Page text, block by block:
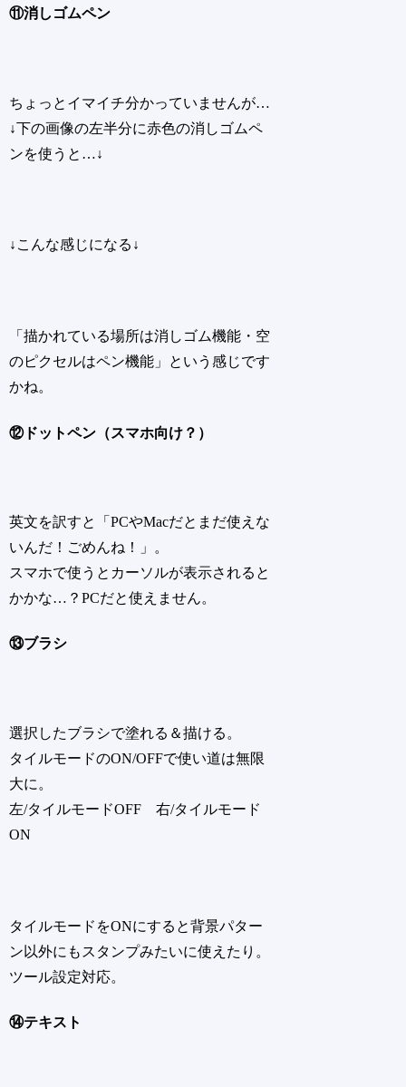
⑪消しゴムペン
ちょっとイマイチ分かっていませんが…
↓下の画像の左半分に赤色の消しゴムペ
ンを使うと…↓
↓こんな感じになる↓
「描かれている場所は消しゴム機能・空
のピクセルはペン機能」という感じです
かね。
⑫ドットペン（スマホ向け？）
英文を訳すと「PCやMacだとまだ使えな
いんだ！ごめんね！」。
スマホで使うとカーソルが表示されると
かかな…？PCだと使えません。
⑬ブラシ
選択したブラシで塗れる＆描ける。
タイルモードのON/OFFで使い道は無限
大に。
左/タイルモードOFF 右/タイルモード
ON
タイルモードをONにすると背景パター
ン以外にもスタンプみたいに使えたり。
ツール設定対応。
⑭テキスト